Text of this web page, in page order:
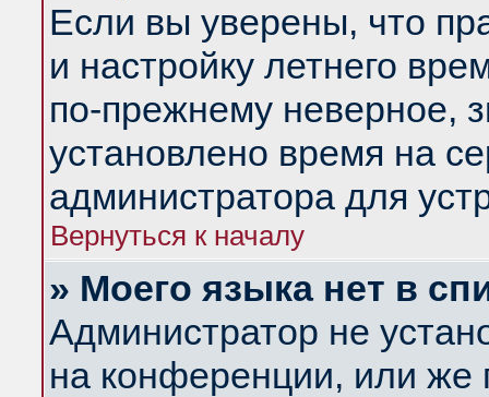
Если вы уверены, что
и настройку летнего
по-прежнему неверное,
установлено время на
администратора для
Вернуться к началу
» Моего языка нет в
Администратор не
на конференции, или же